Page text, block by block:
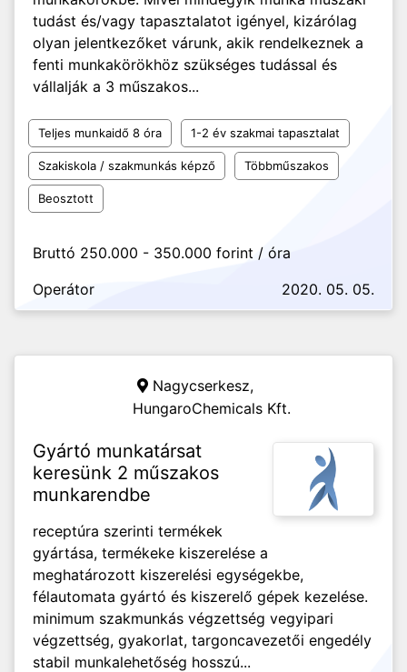
tudást és/vagy tapasztalatot igényel, kizárólag
olyan jelentkezőket várunk, akik rendelkeznek a
fenti munkakörökhöz szükséges tudással és
vállalják a 3 műszakos...
Teljes munkaidő 8 óra 1-2 év szakmai tapasztalat
Szakiskola / szakmunkás képző Többműszakos
Beosztott
Bruttó 250.000 - 350.000 forint / óra
Operátor
2020. 05. 05.
Nagycserkesz,
HungaroChemicals Kft.
Gyártó munkatársat
keresünk 2 műszakos
munkarendbe
receptúra szerinti termékek
gyártása, termékeke kiszerelése a
meghatározott kiszerelési egységekbe,
félautomata gyártó és kiszerelő gépek kezelése.
minimum szakmunkás végzettség vegyipari
végzettség, gyakorlat, targoncavezetői engedély
stabil munkalehetőség hosszú...